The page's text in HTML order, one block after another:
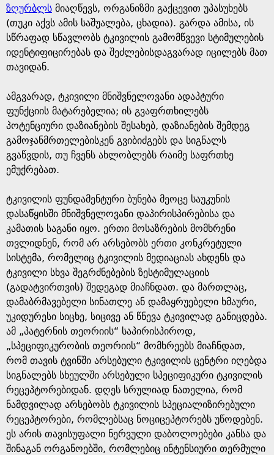
ზღურბლს მიაღწევს, ორგანიზმი გაქცევით უპასუხებს
(თუკი აქვს ამის საშუალება, ცხადია). გარდა ამისა, ის
სწრაფად სწავლობს ტკივილის გამომწვევი სტიმულების
იდენტიფიცირებას და შეძლებისდაგვარად იცილებს მათ
თავიდან.
ამგვარად, ტკივილი მნიშვნელოვანი ადაპტური
ფუნქციის მატარებელია; ის გვაფრთხილებს
პოტენციური დაზიანების შესახებ, დაზიანების შემდეგ
გამოჯანმრთელებისკენ გვიბიძგებს და სიგნალს
გვაწვდის, თუ ჩვენს ახლობლებს რაიმე საფრთხე
ემუქრებათ.
ტკივილის ფუნდამენტური ბუნება მეოცე საუკუნის
დასაწყისში მნიშვნელოვანი დაპირისპირებისა და
კამათის საგანი იყო. ერთი მოსაზრების მომხრენი
თვლიდნენ, რომ არ არსებობს ერთი კონკრეტული
სისტემა, რომელიც ტკივილის მედიაციას ახდენს და
ტკივილი სხვა შეგრძნებების ზესტიმულაციის
(გადატვირთვის) შედეგად მიაჩნდათ. და მართლაც,
დამაბრმავებელი სინათლე ან დამაყრუებელი ხმაური,
უკიდურესი სიცხე, სიცივე ან წნევა ტკივილად განიცდება.
ამ „პატერნის თეორიის“ საპირისპიროდ,
„სპეციფიკურობის თეორიის“ მომხრეებს მიაჩნდათ,
რომ თავის ტვინში არსებული ტკივილის ცენტრი იღებდა
სიგნალებს სხეულში არსებული სპეციფიკური ტკივილის
რეცეპტორებიდან. დღეს სრულიად ნათელია, რომ
ნამდვილად არსებობს ტკივილის სპეციალიზირებული
რეცეპტორები, რომლებსაც ნოციცეპტორებს უწოდებენ.
ეს არის თავისუფალი ნერვული დაბოლოებები კანსა და
შინაგან ორგანოებში, რომლებიც ინტენსიური თერმული